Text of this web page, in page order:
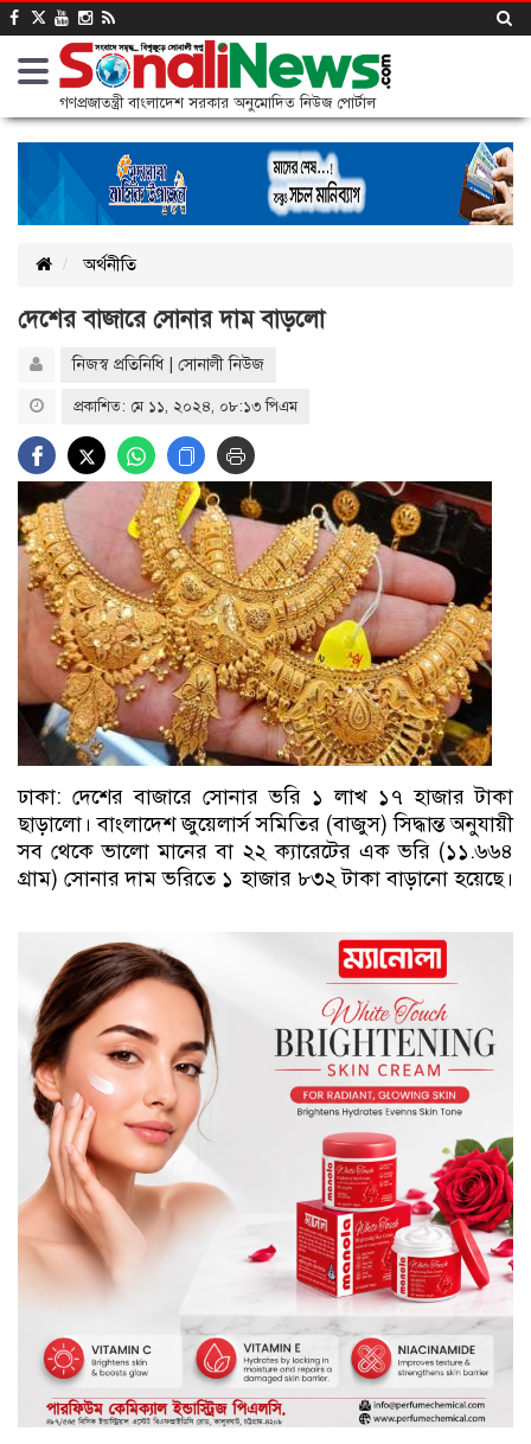
গণপ্রজাতন্ত্রী বাংলাদেশ সরকার অনুমোদিত নিউজ পোর্টাল
অর্থনীতি
দেশের বাজারে সোনার দাম বাড়লো
নিজস্ব প্রতিনিধি | সোনালী নিউজ
প্রকাশিত: মে ১১, ২০২৪, ০৮:১৩ পিএম
ঢাকা: দেশের বাজারে সোনার ভরি ১ লাখ ১৭ হাজার টাকা
ছাড়ালো। বাংলাদেশ জুয়েলার্স সমিতির (বাজুস) সিদ্ধান্ত অনুযায়ী
সব থেকে ভালো মানের বা ২২ ক্যারেটের এক ভরি (১১.৬৬৪
গ্রাম) সোনার দাম ভরিতে ১ হাজার ৮৩২ টাকা বাড়ানো হয়েছে।